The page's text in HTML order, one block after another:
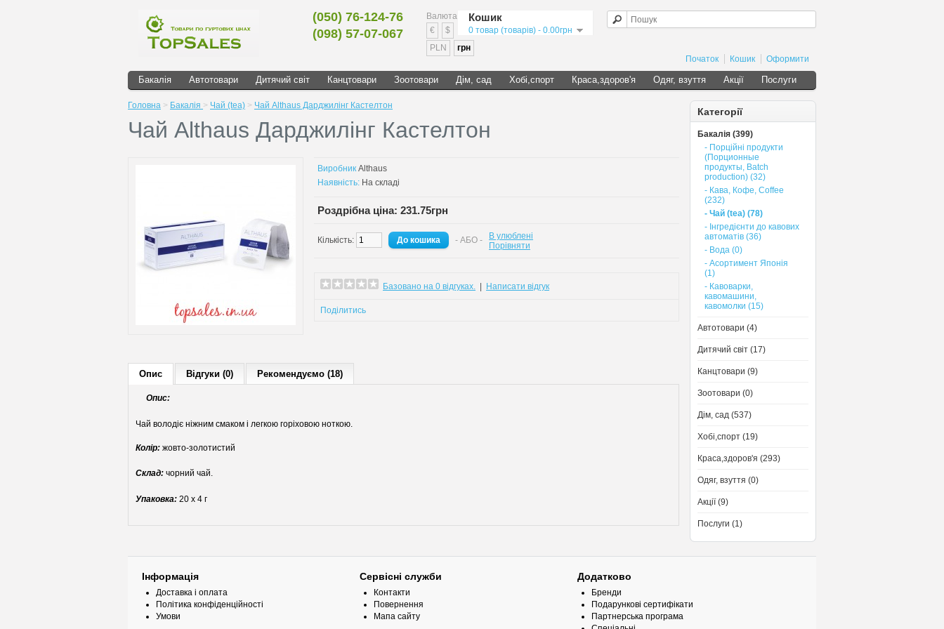
(050) 76-124-76
(098) 57-07-067
Валюта
€
$
PLN
грн
Кошик
0 товар (товарів) - 0.00грн
Початок Кошик Оформити
Бакалія Автотовари Дитячий світ Канцтовари Зоотовари Дім, сад Хобі,спорт Краса,здоров'я Одяг, взуття Акції Послуги
Категорії
Бакалія (399)
- Порційні продукти
(Порционные
продукты, Batch
production) (32)
- Кава, Кофе, Сoffee
(232)
- Чай (tea) (78)
- Інгредієнти до кавових
автоматів (36)
- Вода (0)
- Асортимент Японія
(1)
- Кавоварки,
кавомашини,
кавомолки (15)
Автотовари (4)
Дитячий світ (17)
Канцтовари (9)
Зоотовари (0)
Дім, сад (537)
Хобі,спорт (19)
Краса,здоров'я (293)
Одяг, взуття (0)
Акції (9)
Послуги (1)
Головна > Бакалія > Чай (tea) > Чай Althaus Дарджилінг Кастелтон
Чай Althaus Дарджилінг Кастелтон
Виробник Althaus
Наявність: На складі
Роздрібна ціна: 231.75грн
Кількість: - АБО -
В улюблені
Порівняти
Базовано на 0 відгуках. Написати відгук
Поділитись
Опис Відгуки (0) Рекомендуємо (18)
Опис:
Чай володіє ніжним смаком і легкою горіховою ноткою.
Колір: жовто-золотистий
Склад: чорний чай.
Упаковка: 20 х 4 г
Інформація
Доставка і оплата
Політика конфіденційності
Умови
Сервісні служби
Контакти
Повернення
Мапа сайту
Додатково
Бренди
Подарункові сертифікати
Партнерська програма